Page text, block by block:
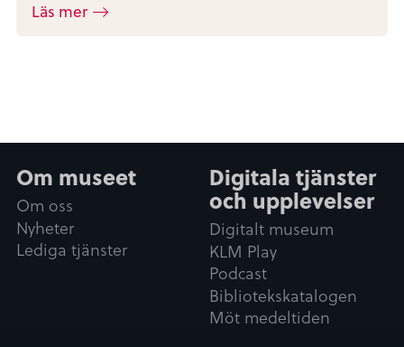
Läs mer
Om museet
Om oss
Nyheter
Lediga tjänster
Digitala tjänster
och upplevelser
Digitalt museum
KLM Play
Podcast
Bibliotekskatalogen
Möt medeltiden